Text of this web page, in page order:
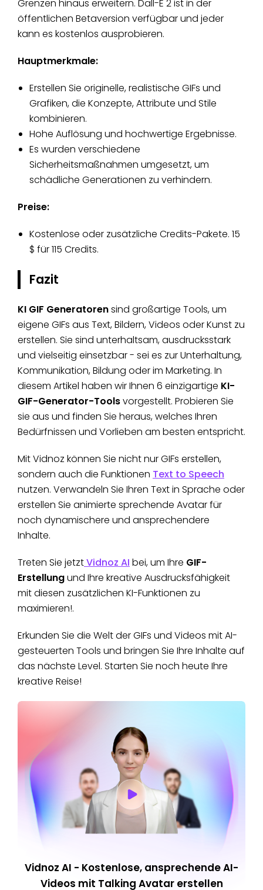
Grenzen hinaus erweitern. Dall-E 2 ist in der
öffentlichen Betaversion verfügbar und jeder
kann es kostenlos ausprobieren.
Hauptmerkmale:
Erstellen Sie originelle, realistische GIFs und
Grafiken, die Konzepte, Attribute und Stile
kombinieren.
Hohe Auflösung und hochwertige Ergebnisse.
Es wurden verschiedene
Sicherheitsmaßnahmen umgesetzt, um
schädliche Generationen zu verhindern.
Preise:
Kostenlose oder zusätzliche Credits-Pakete. 15
$ für 115 Credits.
Fazit
KI GIF Generatorensind großartige Tools, um
eigene GIFs aus Text, Bildern, Videos oder Kunst zu
erstellen. Sie sind unterhaltsam, ausdrucksstark
und vielseitig einsetzbar - sei es zur Unterhaltung,
Kommunikation, Bildung oder im Marketing. In
diesem Artikel haben wir Ihnen 6 einzigartige KI-
GIF-Generator-Toolsvorgestellt. Probieren Sie
sie aus und finden Sie heraus, welches Ihren
Bedürfnissen und Vorlieben am besten entspricht.
Mit Vidnoz können Sie nicht nur GIFs erstellen,
sondern auch die Funktionen Text to Speech
nutzen. Verwandeln Sie Ihren Text in Sprache oder
erstellen Sie animierte sprechende Avatar für
noch dynamischere und ansprechendere
Inhalte.
Treten Sie jetztVidnoz AI bei, um Ihre GIF-
Erstellungund Ihre kreative Ausdrucksfähigkeit
mit diesen zusätzlichen KI-Funktionen zu
maximieren!.
Erkunden Sie die Welt der GIFs und Videos mit AI-
gesteuerten Tools und bringen Sie Ihre Inhalte auf
das nächste Level. Starten Sie noch heute Ihre
kreative Reise!
Vidnoz AI - Kostenlose, ansprechende AI-
Videos mit Talking Avatar erstellen